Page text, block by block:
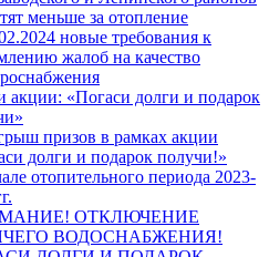
меньше за отопление
новые требования к
жалоб на качество
акции: «Погаси долги и подарок
призов в рамках акции
долги и подарок получи!»
отопительного периода 2023-
ОТКЛЮЧЕНИЕ
ВОДОСНАБЖЕНИЯ!